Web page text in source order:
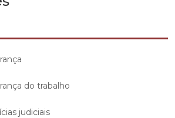
do trabalho
judiciais